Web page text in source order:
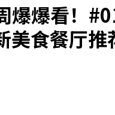
爆爆看！
美食餐厅